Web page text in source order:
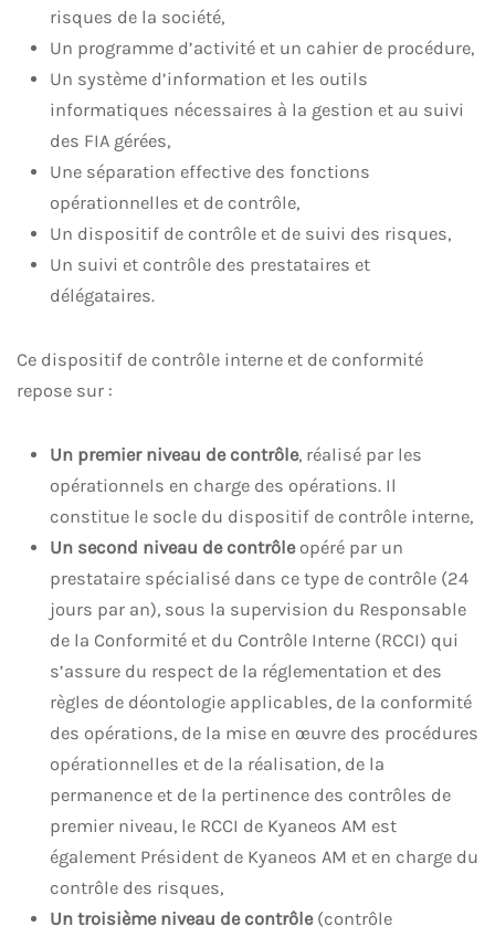
risques de la société,
Un programme d’activité et un cahier de procédure,
Un système d’information et les outils
informatiques nécessaires à la gestion et au suivi
des FIA gérées,
Une séparation effective des fonctions
opérationnelles et de contrôle,
Un dispositif de contrôle et de suivi des risques,
Un suivi et contrôle des prestataires et
délégataires.
Ce dispositif de contrôle interne et de conformité
repose sur :
Un premier niveau de contrôle, réalisé par les
opérationnels en charge des opérations. Il
constitue le socle du dispositif de contrôle interne,
Un second niveau de contrôleopéré par un
prestataire spécialisé dans ce type de contrôle (24
jours par an), sous la supervision du Responsable
de la Conformité et du Contrôle Interne (RCCI) qui
s’assure du respect de la réglementation et des
règles de déontologie applicables, de la conformité
des opérations, de la mise en œuvre des procédures
opérationnelles et de la réalisation, de la
permanence et de la pertinence des contrôles de
premier niveau, le RCCI de Kyaneos AM est
également Président de Kyaneos AM et en charge du
contrôle des risques,
Un troisième niveau de contrôle(contrôle